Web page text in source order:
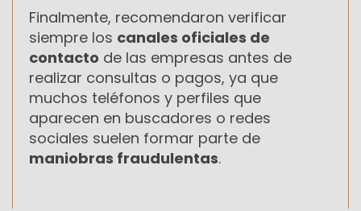
Finalmente, recomendaron verificar
siempre los canales oficiales de
contacto de las empresas antes de
realizar consultas o pagos, ya que
muchos teléfonos y perfiles que
aparecen en buscadores o redes
sociales suelen formar parte de
maniobras fraudulentas.